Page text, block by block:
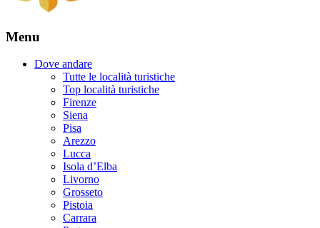
Menu
Dove andare
Tutte le località turistiche
Top località turistiche
Firenze
Siena
Pisa
Arezzo
Lucca
Isola d’Elba
Livorno
Grosseto
Pistoia
Carrara